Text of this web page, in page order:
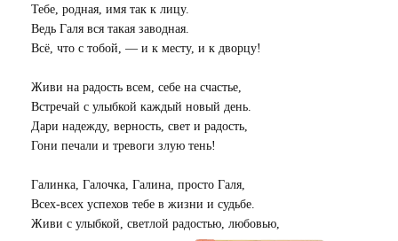
Тебе, родная, имя так к лицу.
Ведь Галя вся такая заводная.
Всё, что с тобой, — и к месту, и к дворцу!
Живи на радость всем, себе на счастье,
Встречай с улыбкой каждый новый день.
Дари надежду, верность, свет и радость,
Гони печали и тревоги злую тень!
Галинка, Галочка, Галина, просто Галя,
Всех-всех успехов тебе в жизни и судьбе.
Живи с улыбкой, светлой радостью, любовью,